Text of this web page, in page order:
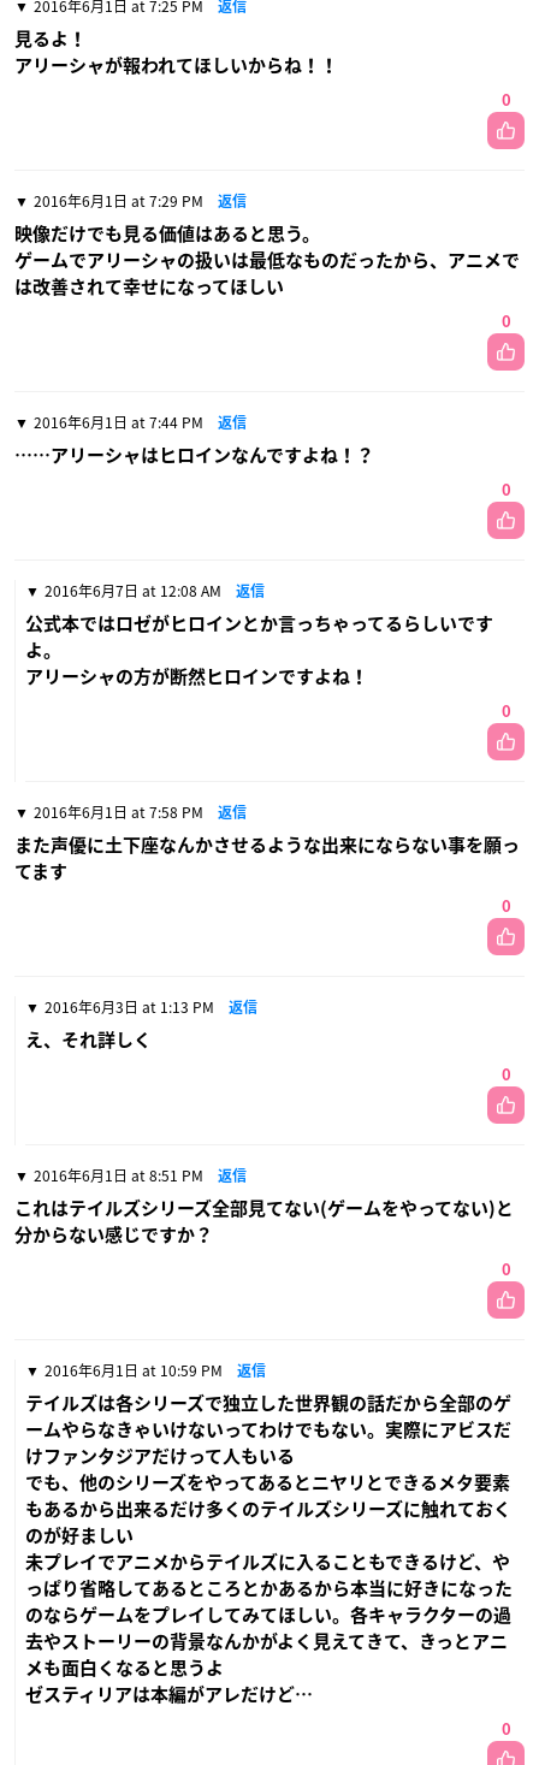
2016年6月1日 at 7:25 PM 返信
見るよ！
アリーシャが報われてほしいからね！！
0
2016年6月1日 at 7:29 PM 返信
映像だけでも見る価値はあると思う。
ゲームでアリーシャの扱いは最低なものだったから、アニメで
は改善されて幸せになってほしい
0
2016年6月1日 at 7:44 PM 返信
……アリーシャはヒロインなんですよね！？
0
2016年6月7日 at 12:08 AM 返信
公式本ではロゼがヒロインとか言っちゃってるらしいです
よ。
アリーシャの方が断然ヒロインですよね！
0
2016年6月1日 at 7:58 PM 返信
また声優に土下座なんかさせるような出来にならない事を願っ
てます
0
2016年6月3日 at 1:13 PM 返信
え、それ詳しく
0
2016年6月1日 at 8:51 PM 返信
これはテイルズシリーズ全部見てない(ゲームをやってない)と
分からない感じですか？
0
2016年6月1日 at 10:59 PM 返信
テイルズは各シリーズで独立した世界観の話だから全部のゲ
ームやらなきゃいけないってわけでもない。実際にアビスだ
けファンタジアだけって人もいる
でも、他のシリーズをやってあるとニヤリとできるメタ要素
もあるから出来るだけ多くのテイルズシリーズに触れておく
のが好ましい
未プレイでアニメからテイルズに入ることもできるけど、や
っぱり省略してあるところとかあるから本当に好きになった
のならゲームをプレイしてみてほしい。各キャラクターの過
去やストーリーの背景なんかがよく見えてきて、きっとアニ
メも面白くなると思うよ
ゼスティリアは本編がアレだけど…
0